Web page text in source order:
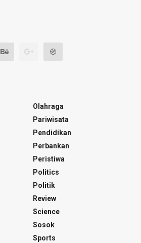
Olahraga
Pariwisata
Pendidikan
Perbankan
Peristiwa
Politics
Politik
Review
Science
Sosok
Sports